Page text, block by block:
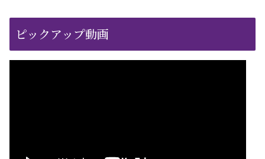
ピックアップ動画